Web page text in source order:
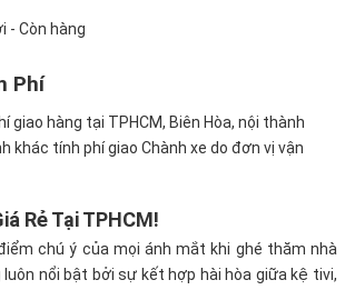
- Còn hàng
Phí
giao hàng tại TPHCM, Biên Hòa, nội thành
khác tính phí giao Chành xe do đơn vị vận
Rẻ Tại TPHCM!
chú ý của mọi ánh mắt khi ghé thăm nhà
luôn nổi bật bởi sự kết hợp hài hòa giữa kệ tivi,